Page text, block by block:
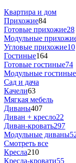
Квартира и дом
Прихожие84
Готовые прихожие28
Модульные
Угловые прихожие10
Гостиные164
Готовые гостиные74
Модульные гостиные
Сад и дача
Качели63
Мягкая мебель
Диваны407
Диван + кресло22
Диван-кровать297
Модульные диваны
Смотреть все
Кресла210
Кресла-кровати55